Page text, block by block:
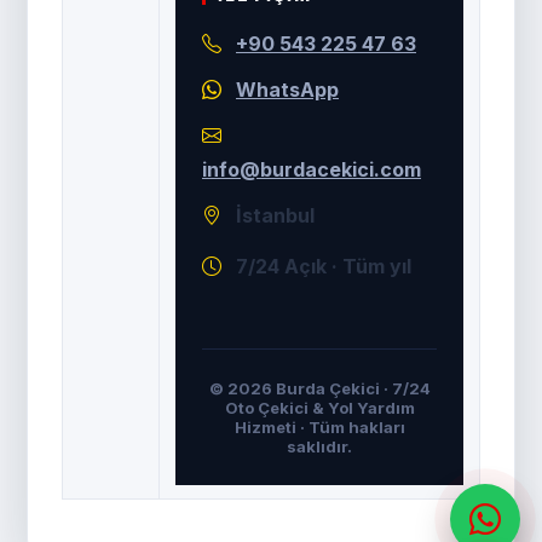
+90 543 225 47 63
WhatsApp
info@burdacekici.com
İstanbul
7/24 Açık · Tüm yıl
© 2026 Burda Çekici · 7/24
Oto Çekici & Yol Yardım
Hizmeti · Tüm hakları
saklıdır.